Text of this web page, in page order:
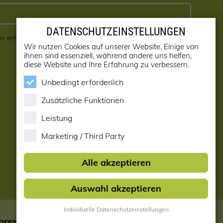
erhalten! (kann jederzeit abbestellt werden)
DATENSCHUTZEINSTELLUNGEN
Wir nutzen Cookies auf unserer Website. Einige von
ihnen sind essenziell, während andere uns helfen,
diese Website und Ihre Erfahrung zu verbessern.
Unbedingt erforderlich
Zusätzliche Funktionen
Leistung
Marketing / Third Party
Alle akzeptieren
Auswahl akzeptieren
Individuelle Datenschutzeinstellungen